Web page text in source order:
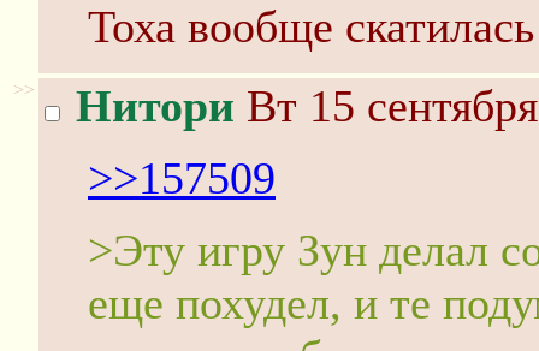
Тоха вообще
>> Нитори Вт 15
>>157509
>Эту игру Зун делал
еще похудел, и те